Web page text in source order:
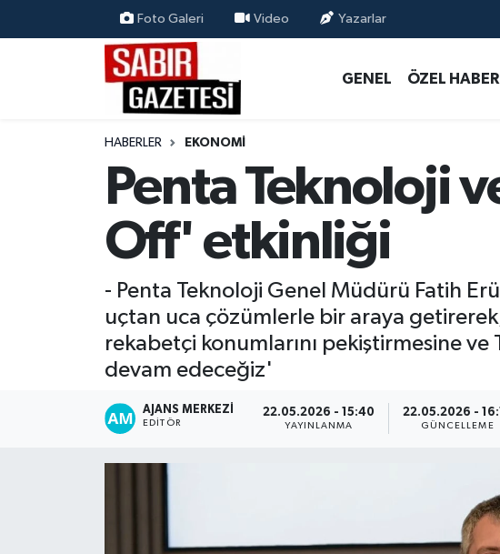
Foto Galeri Video Yazarlar
GENEL ÖZEL HABER
HABERLER EKONOMI
Penta Teknoloji
Off' etkinliği
- Penta Teknoloji Genel Müdürü Fatih
uçtan uca çözümlerle bir araya
rekabetçi konumlarını pekiştirmesine
devam edeceğiz'
AJANS MERKEZI
EDITÖR
22.05.2026 - 15:40
YAYINLANMA
22.05.2026 -
GÜNCELLEME
ÖZEL HABER
MAGAZİN
EKONOMİ
RESMİ İLANLAR
Osmaniye Nöbetçi Eczaneler
Osmaniye Hava Durumu
Süper Lig Puan Durumu ve Fikstür
Tüm Manşetler
Son Dakika Haberleri
Haber Arşivi